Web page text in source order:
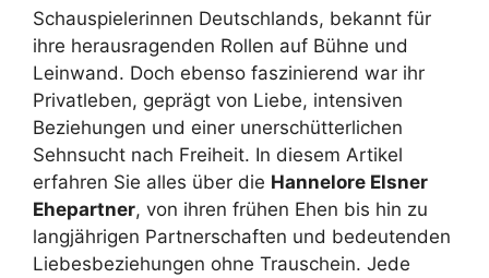
Schauspielerinnen Deutschlands, bekannt für
ihre herausragenden Rollen auf Bühne und
Leinwand. Doch ebenso faszinierend war ihr
Privatleben, geprägt von Liebe, intensiven
Beziehungen und einer unerschütterlichen
Sehnsucht nach Freiheit. In diesem Artikel
erfahren Sie alles über die Hannelore Elsner
Ehepartner, von ihren frühen Ehen bis hin zu
langjährigen Partnerschaften und bedeutenden
Liebesbeziehungen ohne Trauschein. Jede